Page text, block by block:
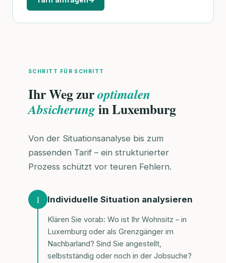
SCHRITT FÜR SCHRITT
Ihr Weg zuroptimalen
Absicherungin Luxemburg
Von der Situationsanalyse bis zum
passenden Tarif – ein strukturierter
Prozess schützt vor teuren Fehlern.
1 Individuelle Situation analysieren
Klären Sie vorab: Wo ist Ihr Wohnsitz – in
Luxemburg oder als Grenzgänger im
Nachbarland? Sind Sie angestellt,
selbstständig oder noch in der Jobsuche?